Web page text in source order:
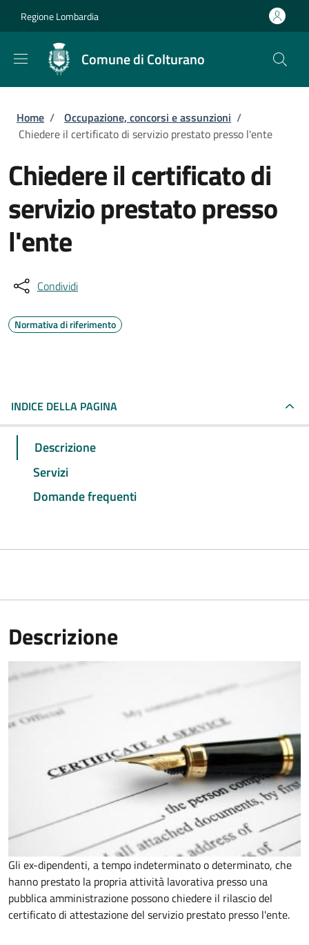
Regione Lombardia
Comune di Colturano
Briciole di pane
Home / Occupazione, concorsi e assunzioni /
Chiedere il certificato di servizio prestato presso l'ente
Chiedere il certificato di
servizio prestato presso
l'ente
Condividi
Normativa di riferimento
INDICE DELLA PAGINA
Descrizione
Servizi
Domande frequenti
Descrizione
Gli ex-dipendenti, a tempo indeterminato o determinato, che
hanno prestato la propria attività lavorativa presso una
pubblica amministrazione possono chiedere il rilascio del
certificato di attestazione del servizio prestato presso l'ente.